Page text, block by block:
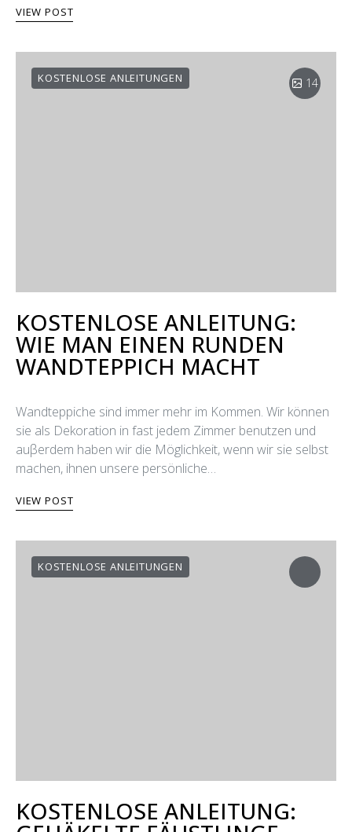
VIEW POST
KOSTENLOSE ANLEITUNGEN 14
KOSTENLOSE ANLEITUNG:
WIE MAN EINEN RUNDEN
WANDTEPPICH MACHT
Wandteppiche sind immer mehr im Kommen. Wir können
sie als Dekoration in fast jedem Zimmer benutzen und
auβerdem haben wir die Möglichkeit, wenn wir sie selbst
machen, ihnen unsere persönliche…
VIEW POST
KOSTENLOSE ANLEITUNGEN
KOSTENLOSE ANLEITUNG: